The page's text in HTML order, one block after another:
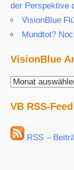
der Perspektive
VisionBlue
Mundtot?
VisionBlue
VisionBlue
VB RSS-Feed
RSS –